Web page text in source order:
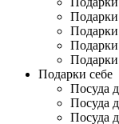
Подарки
Подарки себе
Посуда
Посуда
Посуда